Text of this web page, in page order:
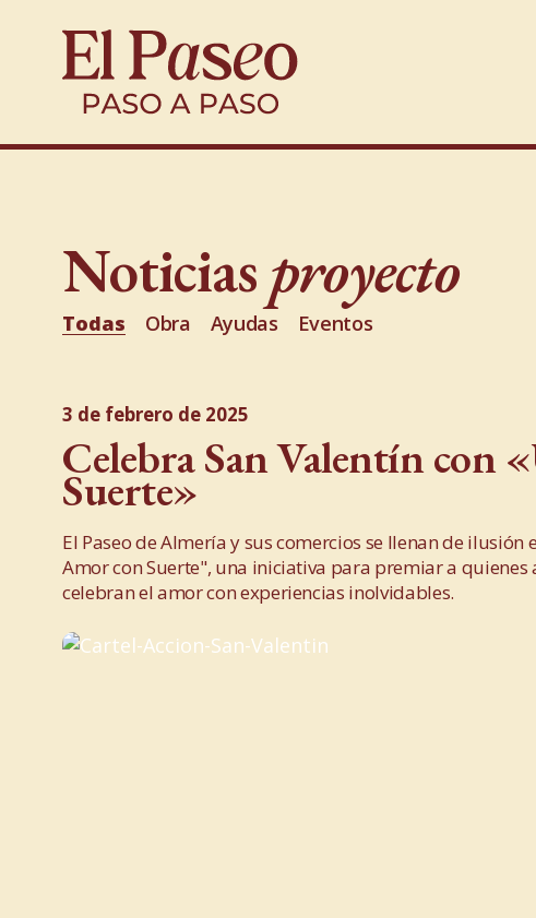
Noticiasproyecto
Todas Obra Ayudas Eventos
3 de febrero de 2025
Celebra San Valentín con
Suerte»
El Paseo de Almería y sus comercios se llenan de ilusión
Amor con Suerte", una iniciativa para premiar a
celebran el amor con experiencias inolvidables.